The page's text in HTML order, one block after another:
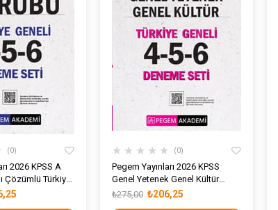
0
2026 KPSS A
Çözümlü Türkiye
Seti
★ ★ ★ ★ ★ 0
Pegem Yayınları 2026 KPSS
Genel Yetenek Genel Kültür
Türkiye Geneli 4-5-6 Deneme
₺206,25
₺275,00